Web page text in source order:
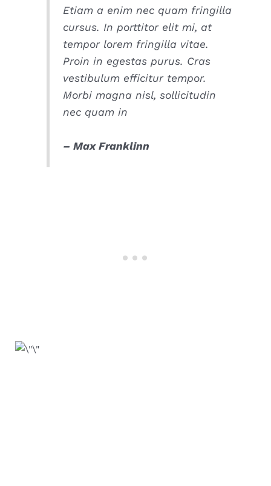
Etiam a enim nec quam fringilla
cursus. In porttitor elit mi, at
tempor lorem fringilla vitae.
Proin in egestas purus. Cras
vestibulum efficitur tempor.
Morbi magna nisl, sollicitudin
nec quam in
– Max Franklinn